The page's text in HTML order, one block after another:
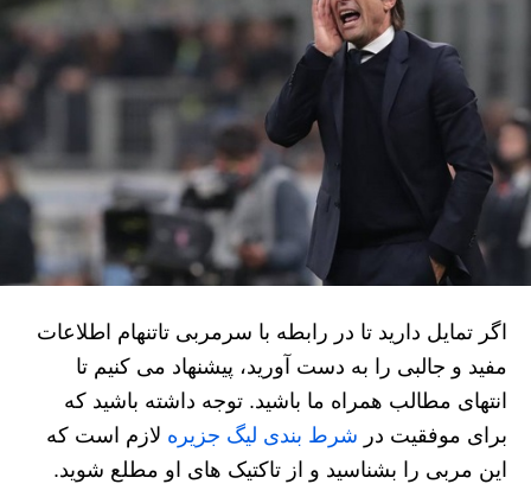
اگر تمایل دارید تا در رابطه با سرمربی تاتنهام اطلاعات
مفید و جالبی را به دست آورید، پیشنهاد می کنیم تا
انتهای مطالب همراه ما باشید. توجه داشته باشید که
برای موفقیت در شرط بندی لیگ جزیره لازم است که
این مربی را بشناسید و از تاکتیک های او مطلع شوید.